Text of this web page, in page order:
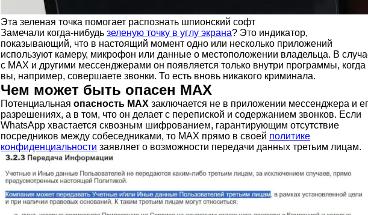
Эта зеленая точка помогает распознать шпионский софт
Замечали когда-нибудь зеленую точку в углу экрана? Это индикатор,
показывающий, что в настоящий момент одно или несколько приложений
используют камеру, микрофон или данные о местоположении владельца. В
с MAX и другими мессенджерами он появляется только внутри программы, когда
вы, например, совершаете звонки. То есть вновь никакого криминала.
Чем может быть опасен MAX
Потенциальная опасность MAX заключается не в приложении мессенджера и
разрешениях, а в том, что он делает с перепиской и содержанием звонков. Если
WhatsApp хвастается сквозным шифрованием, гарантирующим отсутствие
посредников между собеседниками, то MAX прямо в своей политике
конфиденциальности заявляет о возможности передачи данных третьим лицам.